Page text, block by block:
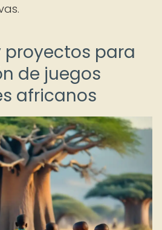
proyectos para
de juegos
africanos